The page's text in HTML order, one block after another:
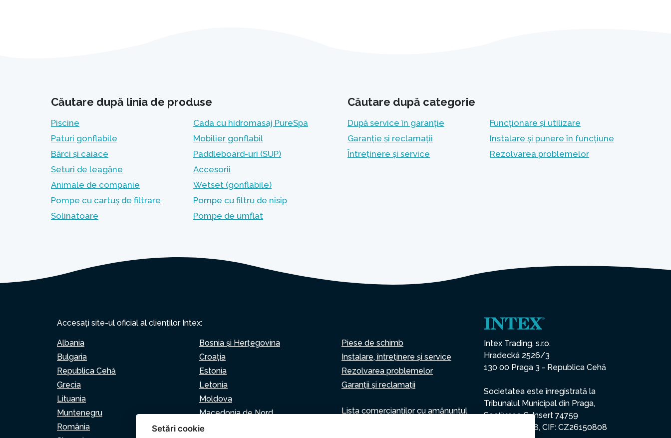
Căutare după linia de produse
Piscine
Cada cu hidromasaj PureSpa
Paturi gonflabile
Mobilier gonflabil
Bărci și caiace
Paddleboard-uri (SUP)
Seturi de leagăne
Accesorii
Animale de companie
Wetset (gonflabile)
Pompe cu cartuș de filtrare
Pompe cu filtru de nisip
Solinatoare
Pompe de umflat
Căutare după categorie
După service în garanție
Funcționare și utilizare
Garanție și reclamații
Instalare și punere în funcțiune
Întreținere și service
Rezolvarea problemelor
Accesați site-ul oficial al clienților Intex:
Albania
Bosnia și Herțegovina
Bulgaria
Croaţia
Republica Cehă
Estonia
Grecia
Letonia
Lituania
Moldova
Muntenegru
Macedonia de Nord
România
Serbia
Piese de schimb
Instalare, întreținere și service
Rezolvarea problemelor
Garanții și reclamații
Lista comercianților cu amănuntul
Intex Trading, s.r.o.
Hradecká 2526/3
130 00 Praga 3 - Republica Cehă
Societatea este înregistrată la
Tribunalul Municipal din Praga,
Secțiunea C, Insert 74759
CUI: 26150808, CIF: CZ26150808
Setări cookie